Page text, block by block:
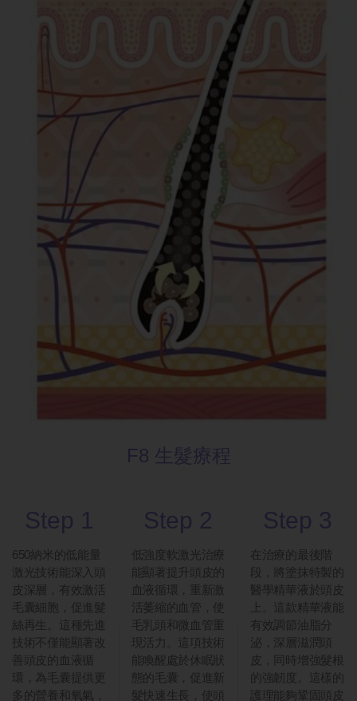
F8 生髮療程
Step 1
650納米的低能量
激光技術能深入頭
皮深層，有效激活
毛囊細胞，促進髮
絲再生。這種先進
技術不僅能顯著改
善頭皮的血液循
環，為毛囊提供更
多的營養和氧氣，
Step 2
低強度軟激光治療
能顯著提升頭皮的
血液循環，重新激
活萎縮的血管，使
毛乳頭和微血管重
現活力。這項技術
能喚醒處於休眠狀
態的毛囊，促進新
髮快速生長，使頭
Step 3
在治療的最後階
段，將塗抹特製的
醫學精華液於頭皮
上。這款精華液能
有效調節油脂分
泌，深層滋潤頭
皮，同時增強髮根
的強韌度。這樣的
護理能夠鞏固頭皮